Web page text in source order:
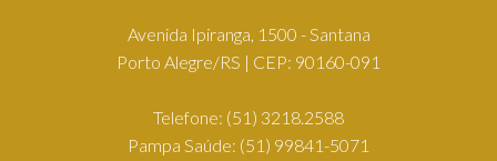
Avenida Ipiranga, 1500 - Santana
Porto Alegre/RS | CEP: 90160-091
Telefone: (51) 3218.2588
Pampa Saúde: (51) 99841-5071